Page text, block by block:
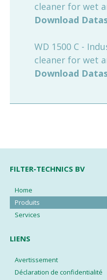
cleaner for wet
Download
WD 1500 C -
cleaner for wet
Download
FILTER-TECHNICS BV
Home
Produits
Services
LIENS
Avertissement
Déclaration de confidentialité